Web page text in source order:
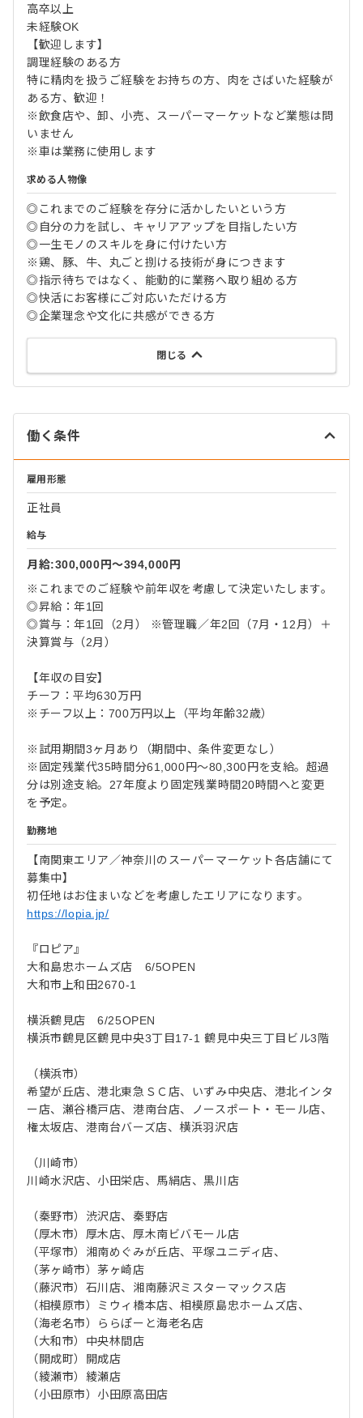
高卒以上
未経験OK
【歓迎します】
調理経験のある方
特に精肉を扱うご経験をお持ちの方、肉をさばいた経験が
ある方、歓迎！
※飲食店や、卸、小売、スーパーマーケットなど業態は問
いません
※車は業務に使用します
求める人物像
◎これまでのご経験を存分に活かしたいという方
◎自分の力を試し、キャリアアップを目指したい方
◎一生モノのスキルを身に付けたい方
※鶏、豚、牛、丸ごと捌ける技術が身につきます
◎指示待ちではなく、能動的に業務へ取り組める方
◎快活にお客様にご対応いただける方
◎企業理念や文化に共感ができる方
閉じる
働く条件
雇用形態
正社員
給与
月給:300,000円〜394,000円
※これまでのご経験や前年収を考慮して決定いたします。
◎昇給：年1回
◎賞与：年1回（2月） ※管理職／年2回（7月・12月）＋
決算賞与（2月）
【年収の目安】
チーフ：平均630万円
※チーフ以上：700万円以上（平均年齢32歳）
※試用期間3ヶ月あり（期間中、条件変更なし）
※固定残業代35時間分61,000円～80,300円を支給。超過
分は別途支給。27年度より固定残業時間20時間へと変更
を予定。
勤務地
【南関東エリア／神奈川のスーパーマーケット各店舗にて
募集中】
初任地はお住まいなどを考慮したエリアになります。
https://lopia.jp/
『ロピア』
大和島忠ホームズ店 6/5OPEN
大和市上和田2670-1
横浜鶴見店 6/25OPEN
横浜市鶴見区鶴見中央3丁目17-1 鶴見中央三丁目ビル3階
（横浜市）
希望が丘店、港北東急ＳＣ店、いずみ中央店、港北インタ
ー店、瀬谷橋戸店、港南台店、ノースポート・モール店、
権太坂店、港南台バーズ店、横浜羽沢店
（川崎市）
川崎水沢店、小田栄店、馬絹店、黒川店
（秦野市）渋沢店、秦野店
（厚木市）厚木店、厚木南ビバモール店
（平塚市）湘南めぐみが丘店、平塚ユニディ店、
（茅ヶ崎市）茅ヶ崎店
（藤沢市）石川店、湘南藤沢ミスターマックス店
（相模原市）ミウィ橋本店、相模原島忠ホームズ店、
（海老名市）ららぽーと海老名店
（大和市）中央林間店
（開成町）開成店
（綾瀬市）綾瀬店
（小田原市）小田原高田店